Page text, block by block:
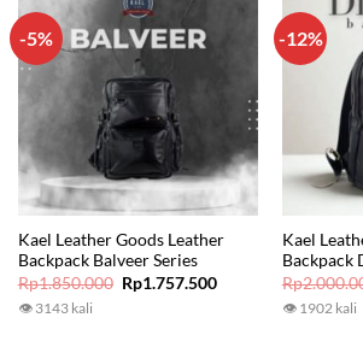
-5%
Kael Leather Goods Leather
Backpack Balveer Series
Rp1.850.000 Original
price
Rp1.757.500Current
👁 3143 kali
-12%
Kael
Backpack
Rp
👁 1902 kali